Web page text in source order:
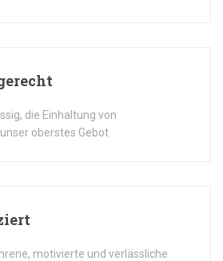
die Einhaltung von
oberstes Gebot
motivierte und verlässliche